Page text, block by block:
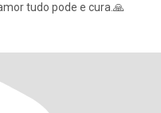
tudo pode e cura.🙏